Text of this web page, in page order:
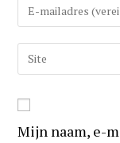
om
Vul
uw
e-
mail
om
te
Vul
uw
URL
in
Mijn naam, e-